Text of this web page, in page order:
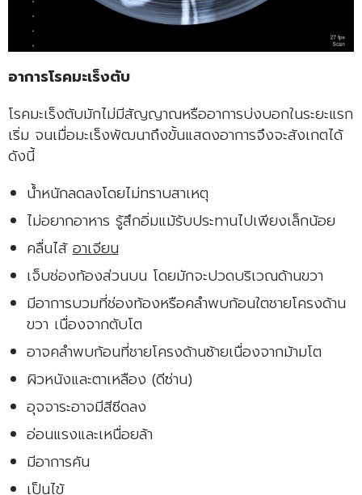
อาการโรคมะเร็งตับ
โรคมะเร็งตับมักไม่มีสัญญาณหรืออาการบ่งบอกในระยะแรก
เริ่ม จนเมื่อมะเร็งพัฒนาถึงขั้นแสดงอาการจึงจะสังเกตได้
ดังนี้
น้ำหนักลดลงโดยไม่ทราบสาเหตุ
ไม่อยากอาหาร รู้สึกอิ่มแม้รับประทานไปเพียงเล็กน้อย
คลื่นไส้อาเจียน
เจ็บช่องท้องส่วนบน โดยมักจะปวดบริเวณด้านขวา
มีอาการบวมที่ช่องท้องหรือคลำพบก้อนใตชายโครงด้าน
ขวา เนื่องจากตับโต
อาจคลำพบก้อนที่ชายโครงด้านซ้ายเนื่องจากม้ามโต
ผิวหนังและตาเหลือง (ดีซ่าน)
อุจจาระอาจมีสีซีดลง
อ่อนแรงและเหนื่อยล้า
มีอาการคัน
เป็นไข้